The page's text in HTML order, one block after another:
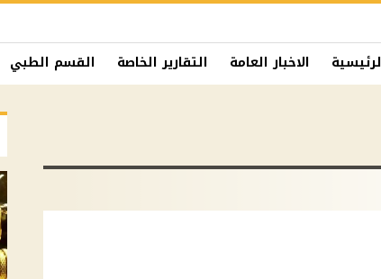
الاخبار العامة التقارير الخاصة القسم الطبي